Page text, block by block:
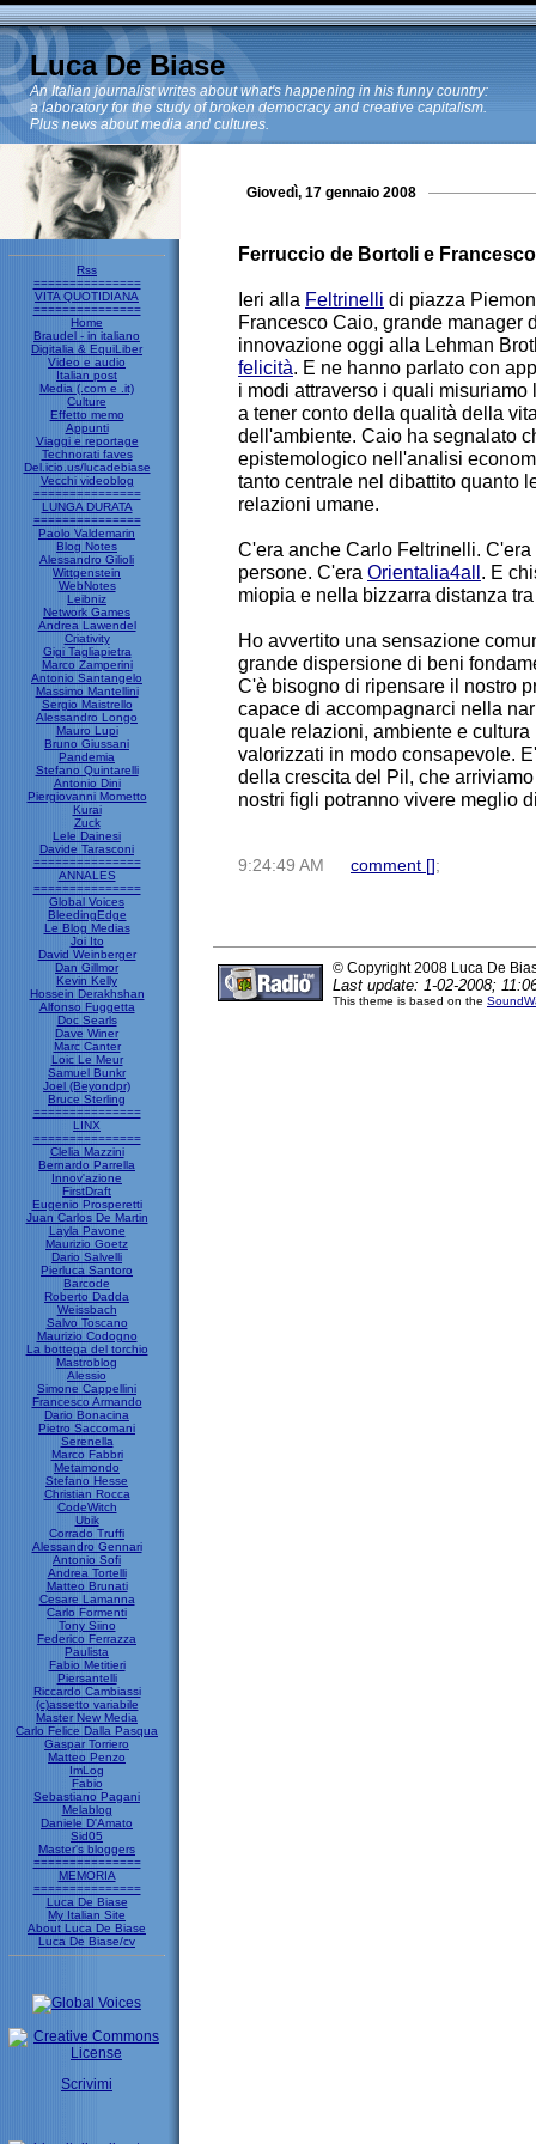
Luca De Biase
An Italian journalist writes about what's happening in his funny country:
a laboratory for the study of broken democracy and creative capitalism.
Plus news about media and cultures.
Rss
===============
VITA QUOTIDIANA
===============
Home
Braudel - in italiano
Digitalia & EquiLiber
Video e audio
Italian post
Media (.com e .it)
Culture
Effetto memo
Appunti
Viaggi e reportage
Technorati faves
Del.icio.us/lucadebiase
Vecchi videoblog
===============
LUNGA DURATA
===============
Paolo Valdemarin
Blog Notes
Alessandro Gilioli
Wittgenstein
WebNotes
Leibniz
Network Games
Andrea Lawendel
Criativity
Gigi Tagliapietra
Marco Zamperini
Antonio Santangelo
Massimo Mantellini
Sergio Maistrello
Alessandro Longo
Mauro Lupi
Bruno Giussani
Pandemia
Stefano Quintarelli
Antonio Dini
Piergiovanni Mometto
Kurai
Zuck
Lele Dainesi
Davide Tarasconi
===============
ANNALES
===============
Global Voices
BleedingEdge
Le Blog Medias
Joi Ito
David Weinberger
Dan Gillmor
Kevin Kelly
Hossein Derakhshan
Alfonso Fuggetta
Doc Searls
Dave Winer
Marc Canter
Loic Le Meur
Samuel Bunkr
Joel (Beyondpr)
Bruce Sterling
===============
LINX
===============
Clelia Mazzini
Bernardo Parrella
Innov'azione
FirstDraft
Eugenio Prosperetti
Juan Carlos De Martin
Layla Pavone
Maurizio Goetz
Dario Salvelli
Pierluca Santoro
Barcode
Roberto Dadda
Weissbach
Salvo Toscano
Maurizio Codogno
La bottega del torchio
Mastroblog
Alessio
Simone Cappellini
Francesco Armando
Dario Bonacina
Pietro Saccomani
Serenella
Marco Fabbri
Metamondo
Stefano Hesse
Christian Rocca
CodeWitch
Ubik
Corrado Truffi
Alessandro Gennari
Antonio Sofi
Andrea Tortelli
Matteo Brunati
Cesare Lamanna
Carlo Formenti
Tony Siino
Federico Ferrazza
Paulista
Fabio Metitieri
Piersantelli
Riccardo Cambiassi
(c)assetto variabile
Master New Media
Carlo Felice Dalla Pasqua
Gaspar Torriero
Matteo Penzo
ImLog
Fabio
Sebastiano Pagani
Melablog
Daniele D'Amato
Sid05
Master's bloggers
===============
MEMORIA
===============
Luca De Biase
My Italian Site
About Luca De Biase
Luca De Biase/cv
Scrivimi
Giovedì, 17 gennaio 2008
Ferruccio de Bortoli e
Ieri alla Feltrinelli di piazza
Francesco Caio, grande manager
innovazione oggi alla Lehman
felicità. E ne hanno parlato con
i modi attraverso i quali
a tener conto della qualità della
dell'ambiente. Caio ha segnalato
epistemologico nell'analisi
tanto centrale nel dibattito quanto
relazioni umane.
C'era anche Carlo Feltrinelli. C'era
persone. C'era Orientalia4all. E
miopia e nella bizzarra distanza
Ho avvertito una sensazione
grande dispersione di beni
C'è bisogno di ripensare il nostro
capace di accompagnarci nella
quale relazioni, ambiente e
valorizzati in modo consapevole.
della crescita del Pil, che
nostri figli potranno vivere meglio
9:24:49 AM comment [] ;
© Copyright 2008 Luca De
Last update: 1-02-2008;
This theme is based on the